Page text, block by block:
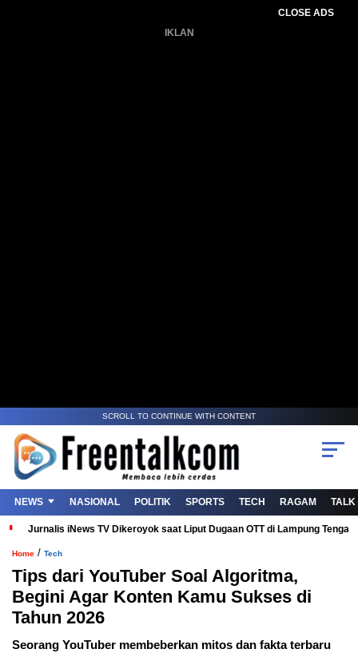
CLOSE ADS
IKLAN
SCROLL TO CONTINUE WITH CONTENT
NEWS NASIONAL POLITIK SPORTS TECH RAGAM TALK
Jurnalis iNews TV Dikeroyok saat Liput Dugaan OTT di Lampung
Home / Tech
Tips dari YouTuber Soal Algoritma,
Begini Agar Konten Kamu Sukses di
Tahun 2026
Seorang YouTuber membeberkan mitos dan fakta terbaru